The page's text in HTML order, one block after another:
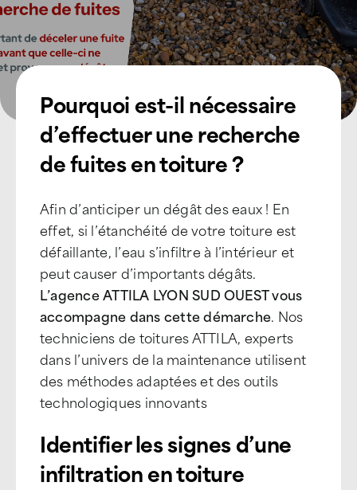
Pourquoi est-il nécessaire
d’effectuer une recherche
de fuites en toiture ?
Afin d’anticiper un dégât des eaux ! En
effet, si l’étanchéité de votre toiture est
défaillante, l’eau s’infiltre à l’intérieur et
peut causer d’importants dégâts.
L’agence ATTILA LYON SUD OUEST vous
accompagne dans cette démarche. Nos
techniciens de toitures ATTILA, experts
dans l’univers de la maintenance utilisent
des méthodes adaptées et des outils
technologiques innovants
Identifier les signes d’une
infiltration en toiture